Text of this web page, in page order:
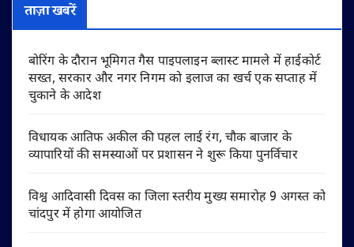
ताज़ा खबरें
बोरिंग के दौरान भूमिगत गैस पाइपलाइन ब्लास्ट मामले में हाईकोर्ट
सख्त, सरकार और नगर निगम को इलाज का खर्च एक सप्ताह में
चुकाने के आदेश
विधायक आतिफ अकील की पहल लाई रंग, चौक बाजार के
व्यापारियों की समस्याओं पर प्रशासन ने शुरू किया पुनर्विचार
विश्व आदिवासी दिवस का जिला स्तरीय मुख्य समारोह 9 अगस्त को
चांदपुर में होगा आयोजित